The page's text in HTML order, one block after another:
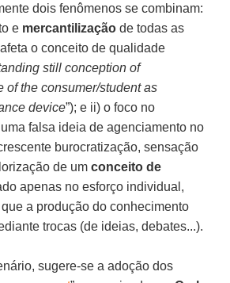
dois fenômenos se combinam:
e mercantilização de todas as
o conceito de qualidade
still conception of
of the consumer/student as
device”); e ii) o foco no
falsa ideia de agenciamento no
burocratização, sensação
de umconceito de
apenas no esforço individual,
a produção do conhecimento
trocas (de ideias, debates...).
sugere-se a adoção dos